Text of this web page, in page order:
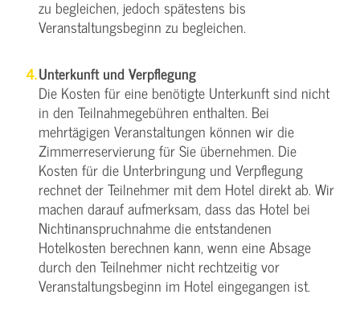
zu begleichen, jedoch spätestens bis
Veranstaltungsbeginn zu begleichen.
Unterkunft und Verpflegung
Die Kosten für eine benötigte Unterkunft sind nicht
in den Teilnahmegebühren enthalten. Bei
mehrtägigen Veranstaltungen können wir die
Zimmerreservierung für Sie übernehmen. Die
Kosten für die Unterbringung und Verpflegung
rechnet der Teilnehmer mit dem Hotel direkt ab. Wir
machen darauf aufmerksam, dass das Hotel bei
Nichtinanspruchnahme die entstandenen
Hotelkosten berechnen kann, wenn eine Absage
durch den Teilnehmer nicht rechtzeitig vor
Veranstaltungsbeginn im Hotel eingegangen ist.